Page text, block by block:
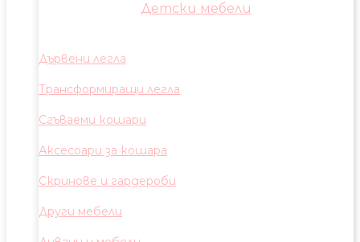
Детски мебели
Дървени легла
Трансформиращи легла
Сгъваеми кошари
Аксесоари за кошара
Скринове и гардероби
Други мебели